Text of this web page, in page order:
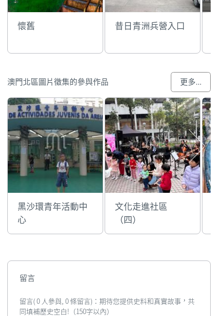
懷舊 昔日青洲兵營入口
澳門北區圖片徵集的參與作品 更多...
黑沙環青年活動中
心
文化走進社區
（四）
留言
留言( 0 人參與, 0 條留言)：期待您提供史料和真實故事，共
同填補歷史空白!（150字以內）